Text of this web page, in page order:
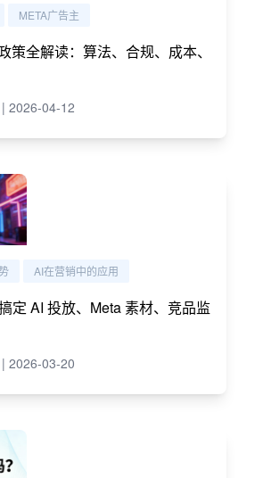
META广告主
策全解读：算法、合规、成本、
2026-04-12
AI在营销中的应用
定 AI 投放、Meta 素材、竞品监
2026-03-20